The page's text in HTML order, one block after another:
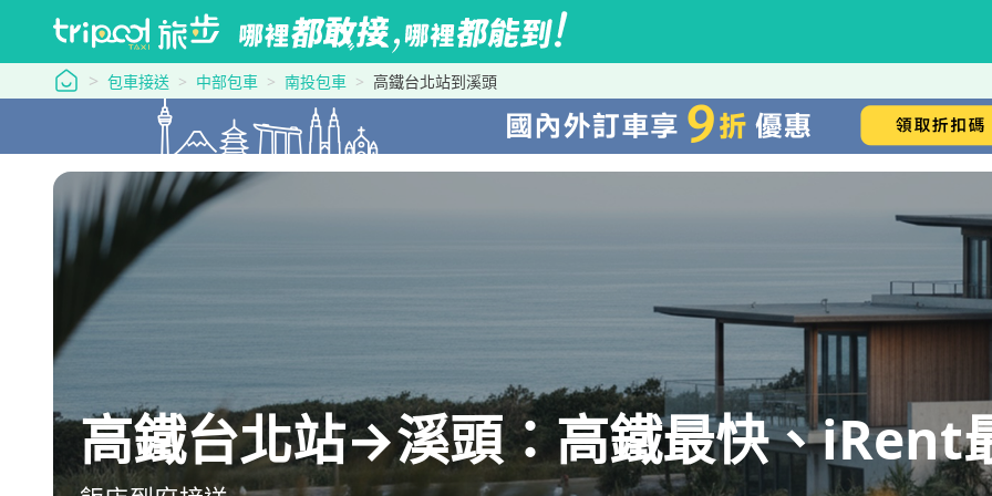
tripool 旅步
包車接送 中部包車 南投包車 高鐵台北站到溪頭
高鐵台北站→溪頭：高鐵最快、iRent